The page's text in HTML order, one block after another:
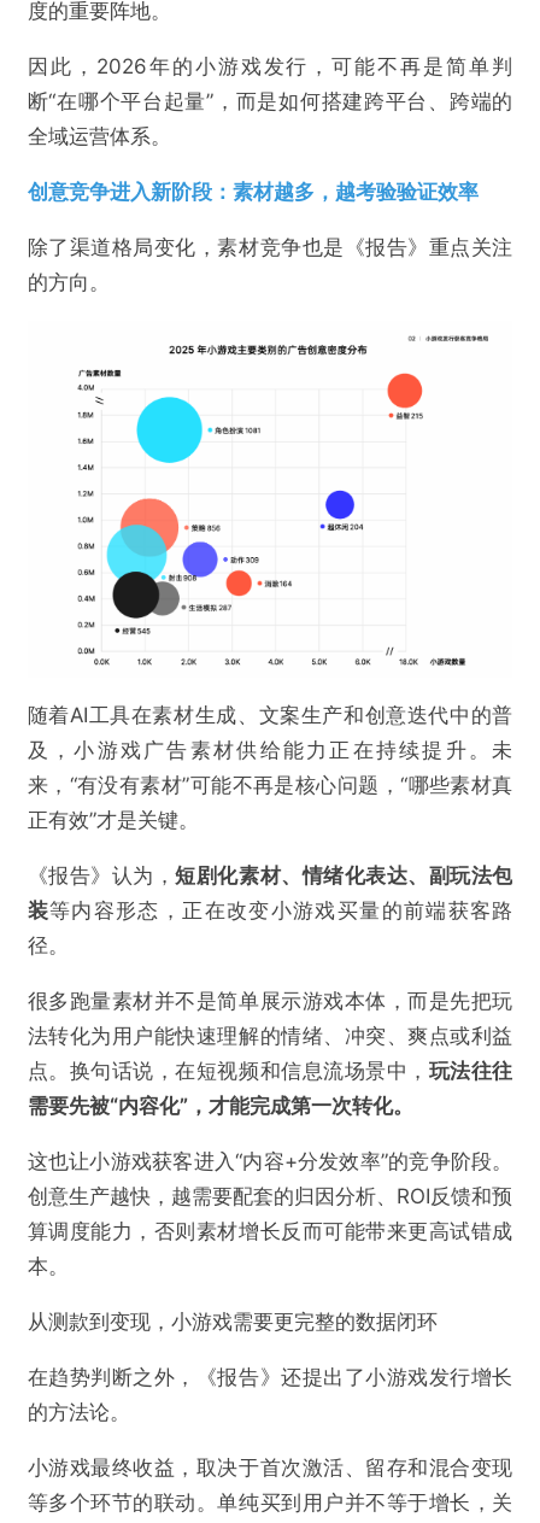
@游戏陀螺
4.5 万款产品复盘：小游戏买量格局、平台分化
欺诈 色情 诱导行为
提交
度的重要阵地。
因此，2026年的小游戏发行，可能不再是简单判
断“在哪个平台起量”，而是如何搭建跨平台、跨端的
全域运营体系。
创意竞争进入新阶段：素材越多，越考验验证效率
除了渠道格局变化，素材竞争也是《报告》重点关注
的方向。
随着AI工具在素材生成、文案生产和创意迭代中的普
及，小游戏广告素材供给能力正在持续提升。未
来，“有没有素材”可能不再是核心问题，“哪些素材真
正有效”才是关键。
《报告》认为，短剧化素材、情绪化表达、副玩法包
装等内容形态，正在改变小游戏买量的前端获客路
径。
很多跑量素材并不是简单展示游戏本体，而是先把玩
法转化为用户能快速理解的情绪、冲突、爽点或利益
点。换句话说，在短视频和信息流场景中， 玩法往往
需要先被“内容化”，才能完成第一次转化。
这也让小游戏获客进入“内容+分发效率”的竞争阶段。
创意生产越快，越需要配套的归因分析、ROI反馈和预
算调度能力，否则素材增长反而可能带来更高试错成
本。
从测款到变现，小游戏需要更完整的数据闭环
在趋势判断之外，《报告》还提出了小游戏发行增长
的方法论。
小游戏最终收益，取决于首次激活、留存和混合变现
等多个环节的联动。单纯买到用户并不等于增长，关